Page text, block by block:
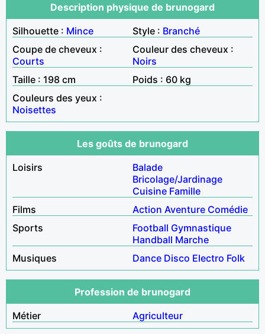
Description physique de brunogard
Silhouette : Mince Style : Branché
Coupe de cheveux :
Courts
Couleur des cheveux :
Noirs
Taille : 198 cm
Poids : 60 kg
Couleurs des yeux :
Noisettes
Les goûts de brunogard
Loisirs
Balade
Bricolage/Jardinage
Cuisine Famille
Films
Action Aventure Comédie
Sports
Football Gymnastique
Handball Marche
Musiques
Dance Disco Electro Folk
Profession de brunogard
Métier
Agriculteur